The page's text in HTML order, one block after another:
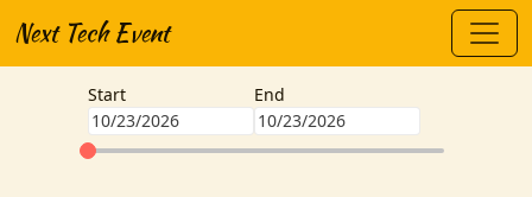
Next Tech Event
Start End